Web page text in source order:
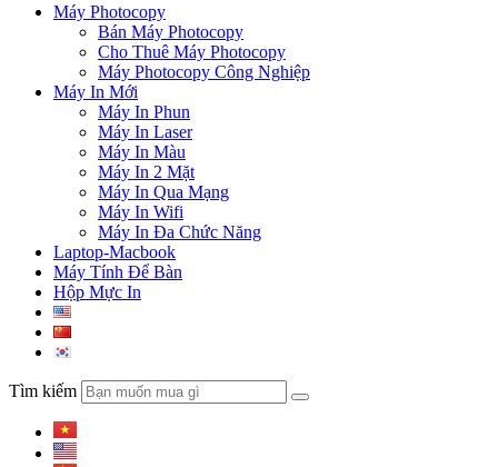
Máy Photocopy
Bán Máy Photocopy
Cho Thuê Máy Photocopy
Máy Photocopy Công Nghiệp
Máy In Mới
Máy In Phun
Máy In Laser
Máy In Màu
Máy In 2 Mặt
Máy In Qua Mạng
Máy In Wifi
Máy In Đa Chức Năng
Laptop-Macbook
Máy Tính Để Bàn
Hộp Mực In
Tìm kiếm